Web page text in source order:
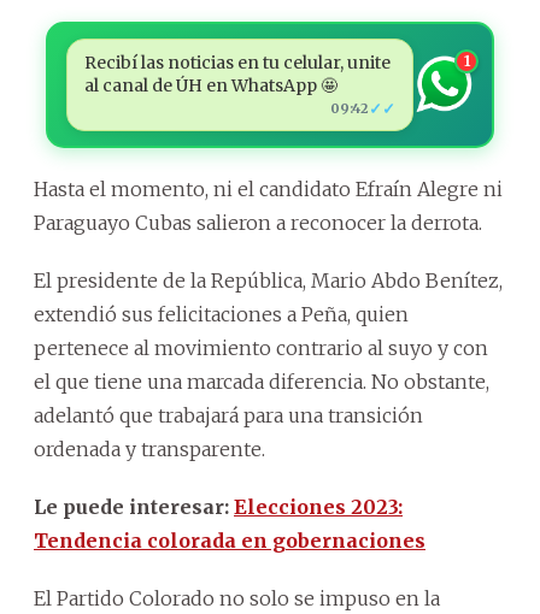
Recibí las noticias en tu celular, unite
al canal de ÚH en WhatsApp 🤩
09:42 ✓✓
1
Hasta el momento, ni el candidato Efraín Alegre ni
Paraguayo Cubas salieron a reconocer la derrota.
El presidente de la República, Mario Abdo Benítez,
extendió sus felicitaciones a Peña, quien
pertenece al movimiento contrario al suyo y con
el que tiene una marcada diferencia. No obstante,
adelantó que trabajará para una transición
ordenada y transparente.
Le puede interesar: Elecciones 2023:
Tendencia colorada en gobernaciones
El Partido Colorado no solo se impuso en la